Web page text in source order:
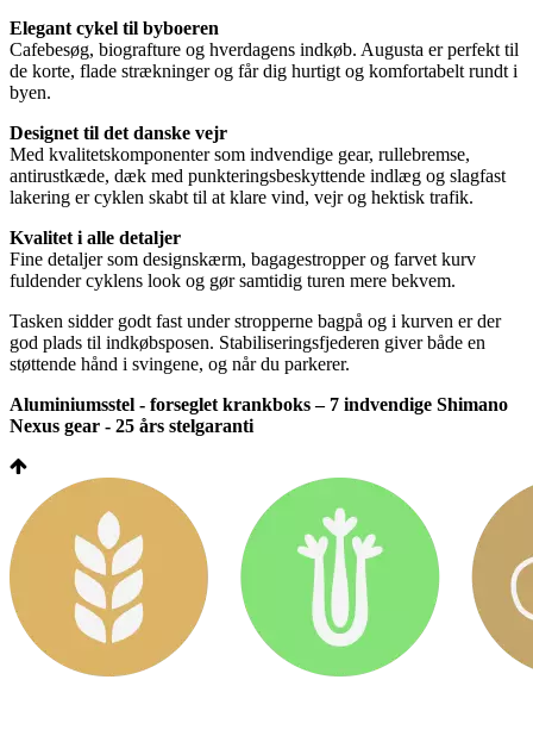
Elegant cykel til byboeren
Cafebesøg, biografture og hverdagens indkøb. Augusta er perfekt til
de korte, flade strækninger og får dig hurtigt og komfortabelt rundt i
byen.
Designet til det danske vejr
Med kvalitetskomponenter som indvendige gear, rullebremse,
antirustkæde, dæk med punkteringsbeskyttende indlæg og slagfast
lakering er cyklen skabt til at klare vind, vejr og hektisk trafik.
Kvalitet i alle detaljer
Fine detaljer som designskærm, bagagestropper og farvet kurv
fuldender cyklens look og gør samtidig turen mere bekvem.
Tasken sidder godt fast under stropperne bagpå og i kurven er der
god plads til indkøbsposen. Stabiliseringsfjederen giver både en
støttende hånd i svingene, og når du parkerer.
Aluminiumsstel - forseglet krankboks – 7 indvendige Shimano
Nexus gear - 25 års stelgaranti